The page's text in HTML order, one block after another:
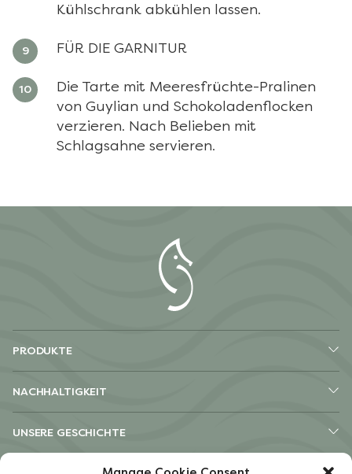
Kühlschrank abkühlen lassen.
FÜR DIE GARNITUR
Die Tarte mit Meeresfrüchte-Pralinen
von Guylian und Schokoladenflocken
verzieren. Nach Belieben mit
Schlagsahne servieren.
PRODUKTE
NACHHALTIGKEIT
UNSERE GESCHICHTE